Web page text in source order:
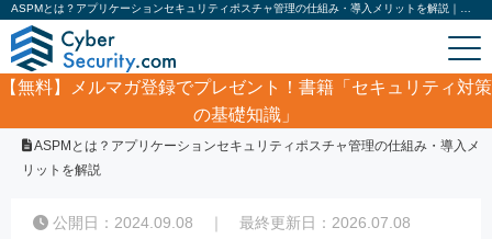
【無料】
メルマガ登録でプレゼント！書籍「セキュリティ対策
の基礎知識」
ASPMとは？アプリケーションセキュリティポスチャ管理の仕組み・導入メ
リットを解説
公開日：2024.09.08 ｜ 最終更新日：2026.07.08